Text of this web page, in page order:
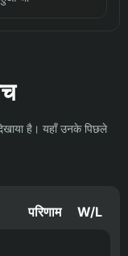
है। यहाँ उनके पिछले
परिणाम W/L